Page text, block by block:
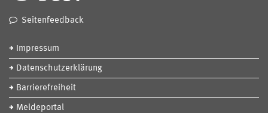
Seitenfeedback
Impressum
Datenschutzerklärung
Barrierefreiheit
Meldeportal